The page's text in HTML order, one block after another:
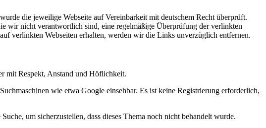
die jeweilige Webseite auf Vereinbarkeit mit deutschem Recht überprüft.
wir nicht verantwortlich sind, eine regelmäßige Überprüfung der verlinkten
verlinkten Webseiten erhalten, werden wir die Links unverzüglich entfernen.
mit Respekt, Anstand und Höflichkeit.
wie etwa Google einsehbar. Es ist keine Registrierung erforderlich,
um sicherzustellen, dass dieses Thema noch nicht behandelt wurde.